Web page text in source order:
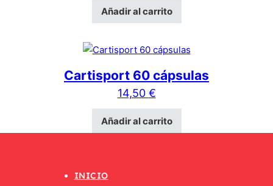
Añadir al carrito
Cartisport 60 cápsulas
14,50 €
Añadir al carrito
INICIO